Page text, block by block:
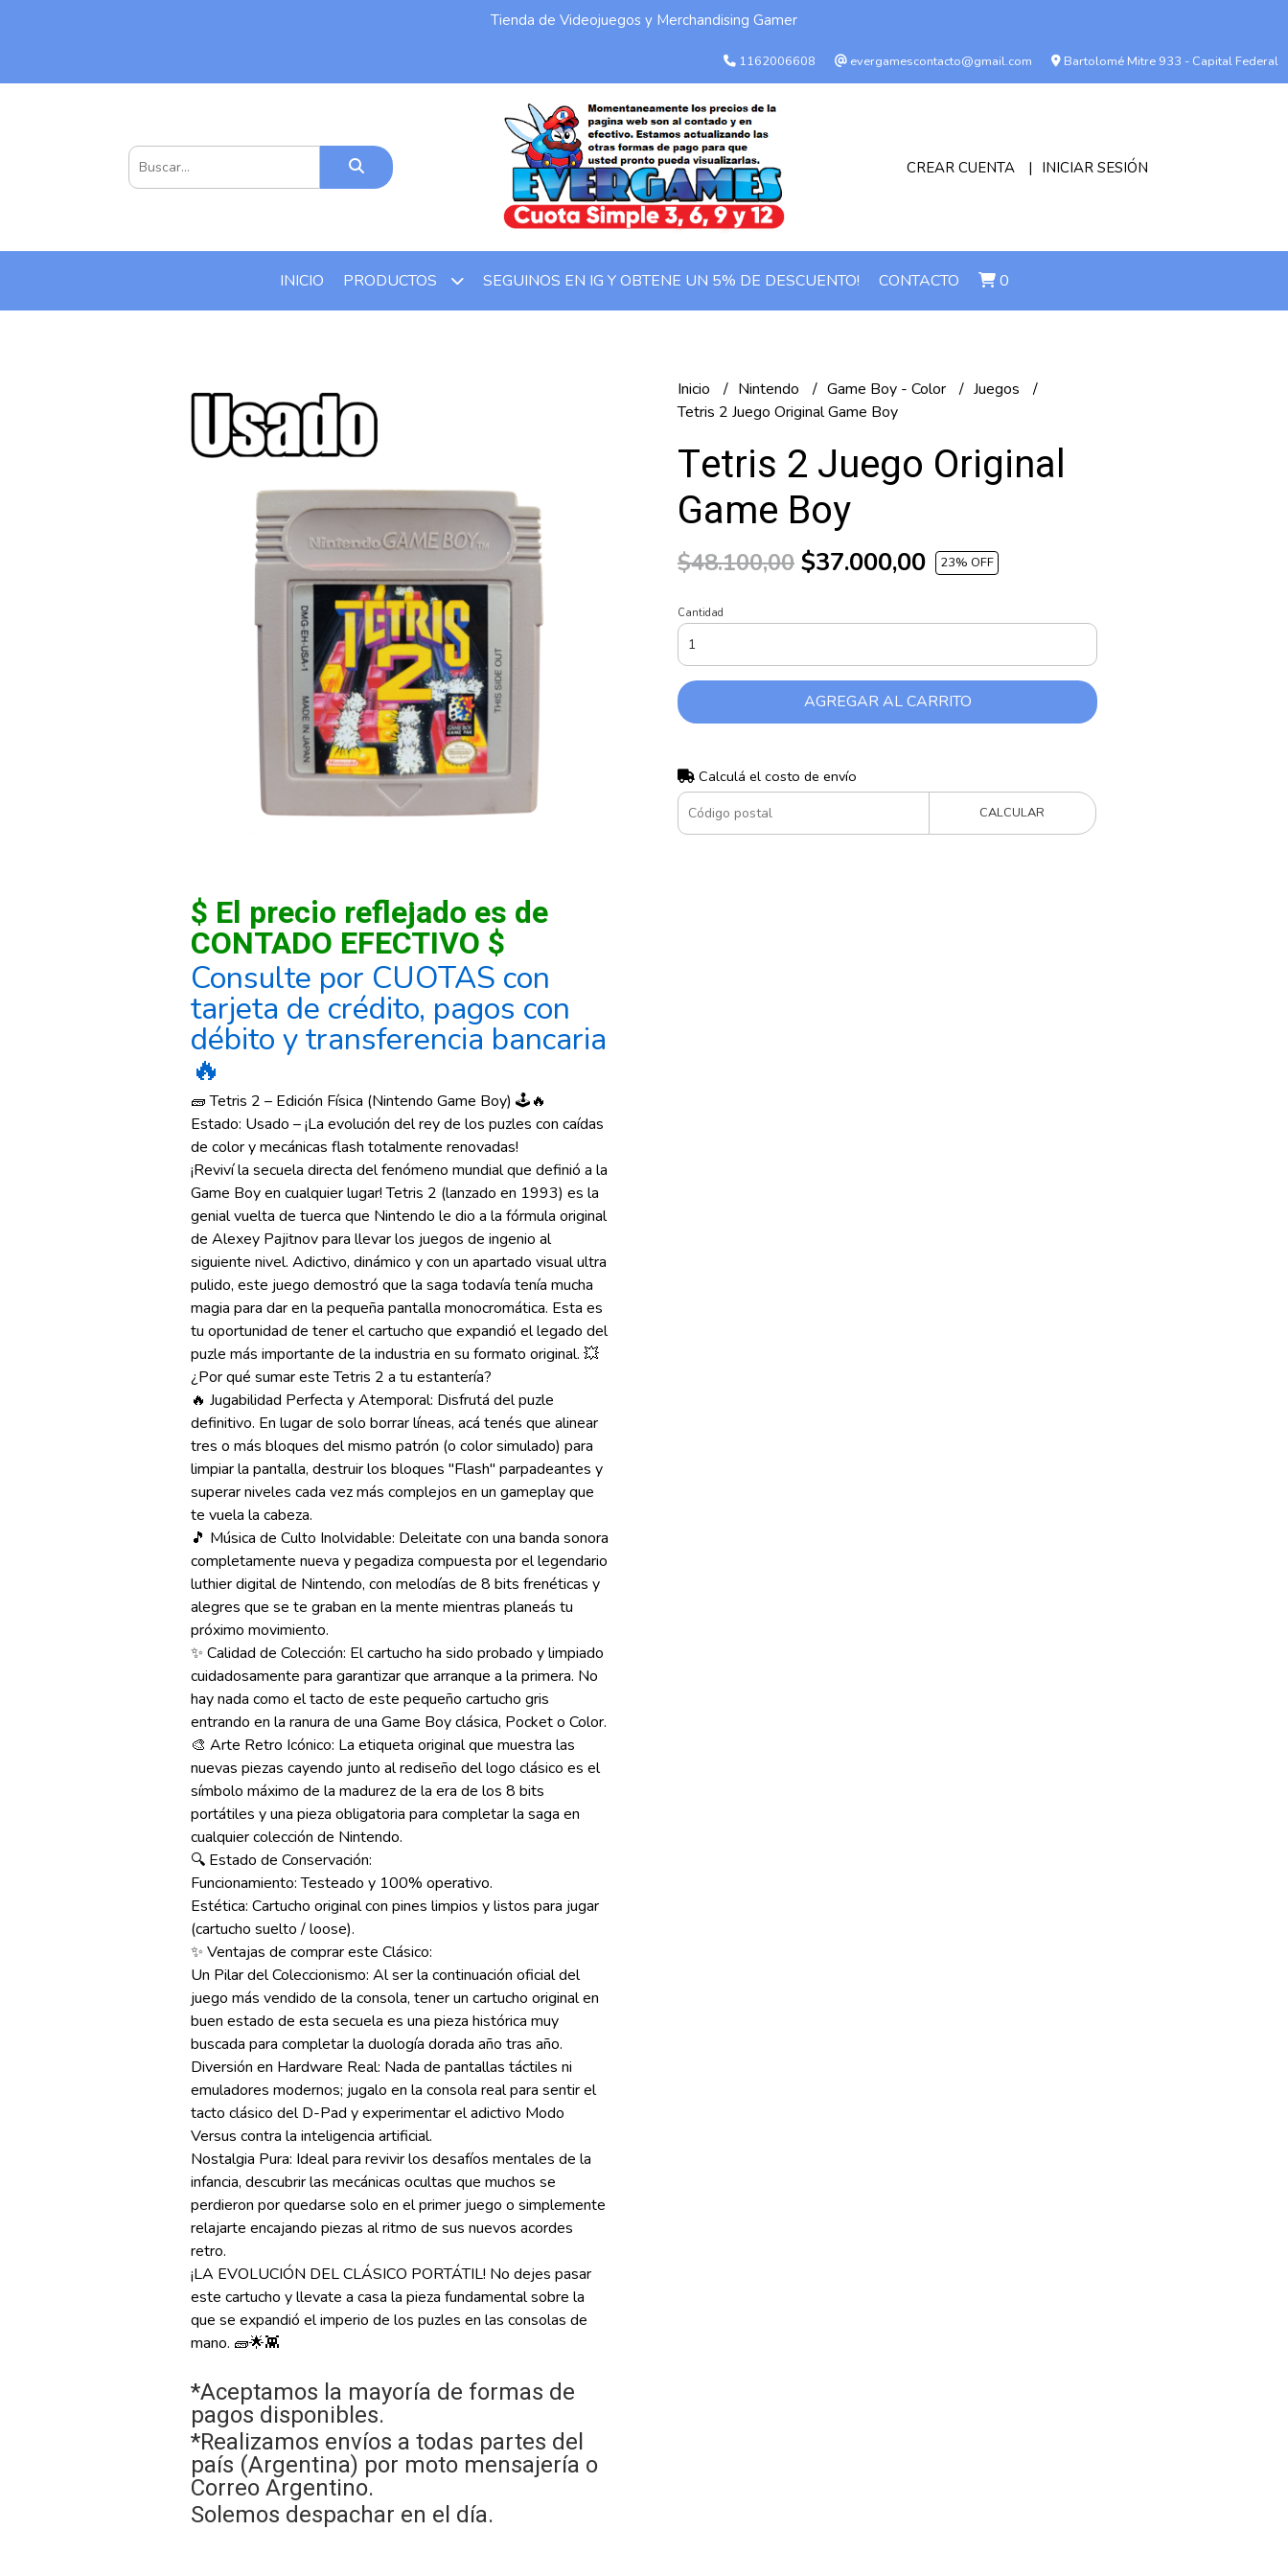
Tienda de Videojuegos y Merchandising Gamer
1162006608 evergamescontacto@gmail.com Bartolomé Mitre 933 - Capital Federal
CREAR CUENTA INICIAR SESIÓN
INICIO PRODUCTOS SEGUINOS EN IG Y OBTENE UN 5% DE DESCUENTO! CONTACTO 0
$ El precio reflejado es de
CONTADO EFECTIVO $
Consulte por CUOTAS con
tarjeta de crédito, pagos con
débito y transferencia bancaria
🔥
🧱 Tetris 2 – Edición Física (Nintendo Game Boy) 🕹️🔥
Estado: Usado – ¡La evolución del rey de los puzles con caídas
de color y mecánicas flash totalmente renovadas!
¡Reviví la secuela directa del fenómeno mundial que definió a la
Game Boy en cualquier lugar! Tetris 2 (lanzado en 1993) es la
genial vuelta de tuerca que Nintendo le dio a la fórmula original
de Alexey Pajitnov para llevar los juegos de ingenio al
siguiente nivel. Adictivo, dinámico y con un apartado visual ultra
pulido, este juego demostró que la saga todavía tenía mucha
magia para dar en la pequeña pantalla monocromática. Esta es
tu oportunidad de tener el cartucho que expandió el legado del
puzle más importante de la industria en su formato original. 💥
¿Por qué sumar este Tetris 2 a tu estantería?
🔥 Jugabilidad Perfecta y Atemporal: Disfrutá del puzle
definitivo. En lugar de solo borrar líneas, acá tenés que alinear
tres o más bloques del mismo patrón (o color simulado) para
limpiar la pantalla, destruir los bloques "Flash" parpadeantes y
superar niveles cada vez más complejos en un gameplay que
te vuela la cabeza.
🎵 Música de Culto Inolvidable: Deleitate con una banda sonora
completamente nueva y pegadiza compuesta por el legendario
luthier digital de Nintendo, con melodías de 8 bits frenéticas y
alegres que se te graban en la mente mientras planeás tu
próximo movimiento.
✨ Calidad de Colección: El cartucho ha sido probado y limpiado
cuidadosamente para garantizar que arranque a la primera. No
hay nada como el tacto de este pequeño cartucho gris
entrando en la ranura de una Game Boy clásica, Pocket o Color.
🎨 Arte Retro Icónico: La etiqueta original que muestra las
nuevas piezas cayendo junto al rediseño del logo clásico es el
símbolo máximo de la madurez de la era de los 8 bits
portátiles y una pieza obligatoria para completar la saga en
cualquier colección de Nintendo.
🔍 Estado de Conservación:
Funcionamiento: Testeado y 100% operativo.
Estética: Cartucho original con pines limpios y listos para jugar
(cartucho suelto / loose).
✨ Ventajas de comprar este Clásico:
Un Pilar del Coleccionismo: Al ser la continuación oficial del
juego más vendido de la consola, tener un cartucho original en
buen estado de esta secuela es una pieza histórica muy
buscada para completar la duología dorada año tras año.
Diversión en Hardware Real: Nada de pantallas táctiles ni
emuladores modernos; jugalo en la consola real para sentir el
tacto clásico del D-Pad y experimentar el adictivo Modo
Versus contra la inteligencia artificial.
Nostalgia Pura: Ideal para revivir los desafíos mentales de la
infancia, descubrir las mecánicas ocultas que muchos se
perdieron por quedarse solo en el primer juego o simplemente
relajarte encajando piezas al ritmo de sus nuevos acordes
retro.
¡LA EVOLUCIÓN DEL CLÁSICO PORTÁTIL! No dejes pasar
este cartucho y llevate a casa la pieza fundamental sobre la
que se expandió el imperio de los puzles en las consolas de
mano. 🧱🌟👾
*Aceptamos la mayoría de formas de
pagos disponibles.
*Realizamos envíos a todas partes del
país (Argentina) por moto mensajería o
Correo Argentino.
Solemos despachar en el día.
Inicio Nintendo Game Boy - Color
Juegos
Tetris 2 Juego Original Game Boy
Tetris 2 Juego Original
Game Boy
$48.100,00 $37.000,00 23% OFF
Cantidad
AGREGAR AL CARRITO
Calculá el costo de envío
CALCULAR